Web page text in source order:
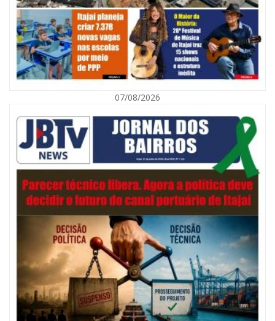
Defesa Civil orienta população sobre descarte correto de lixo para
prevenir alagamentos
NAVEGANTES
07/08/2026